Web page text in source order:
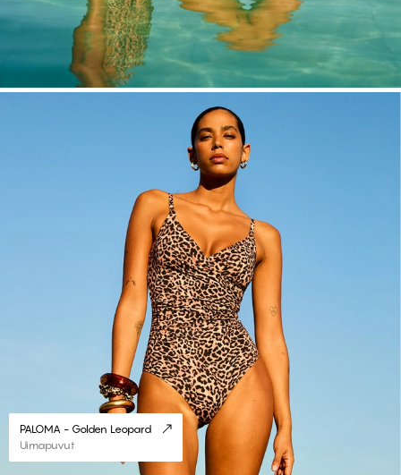
PALOMA - Golden Leopard
Uimapuvut